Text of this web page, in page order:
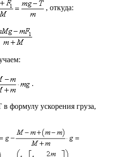
, откуда:
.
формулу ускорения груза,